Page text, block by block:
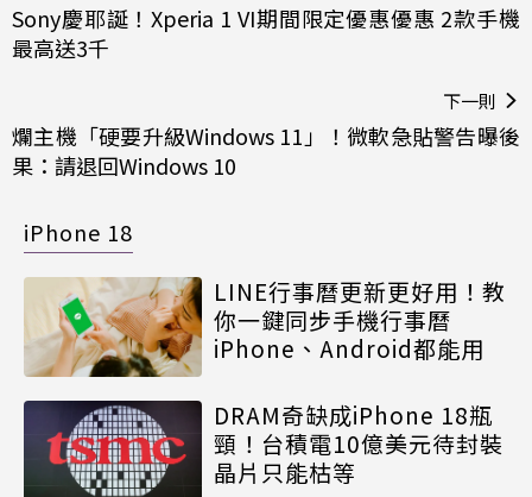
Sony慶耶誕！Xperia 1 VI期間限定優惠優惠 2款手機
最高送3千
下一則
爛主機「硬要升級Windows 11」！微軟急貼警告曝後
果：請退回Windows 10
iPhone 18
LINE行事曆更新更好用！教
你一鍵同步手機行事曆
iPhone、Android都能用
DRAM奇缺成iPhone 18瓶
頸！台積電10億美元待封裝
晶片只能枯等